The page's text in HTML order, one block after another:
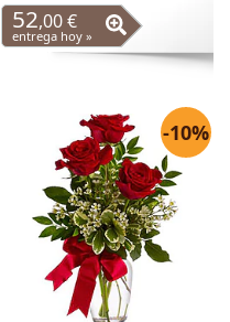
52,00 €
entrega hoy »
-10%